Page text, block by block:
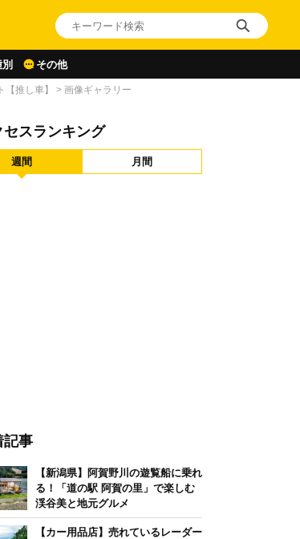
その他
推し車】 > 画像ギャラリー
セスランキング
週間 月間
記事
【新潟県】阿賀野川の遊覧船に乗れ
る！「道の駅 阿賀の里」で楽しむ
渓谷美と地元グルメ
【カー用品店】売れているレーダー